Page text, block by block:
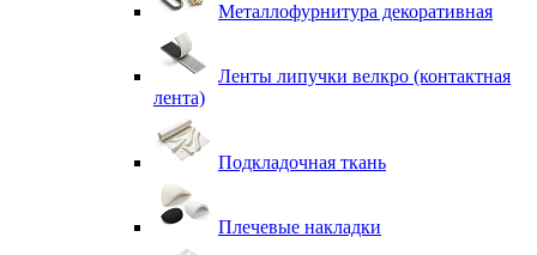
Металлофурнитура декоративная
Ленты липучки велкро (контактная
лента)
Подкладочная ткань
Плечевые накладки